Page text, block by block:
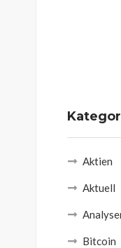
Aktien
Aktuell
Bitcoin